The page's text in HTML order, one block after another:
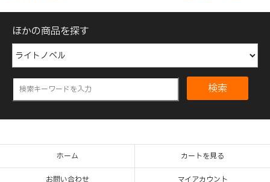
ほかの商品を探す
検索
ホーム カートを見る
お問い合わせ マイアカウント